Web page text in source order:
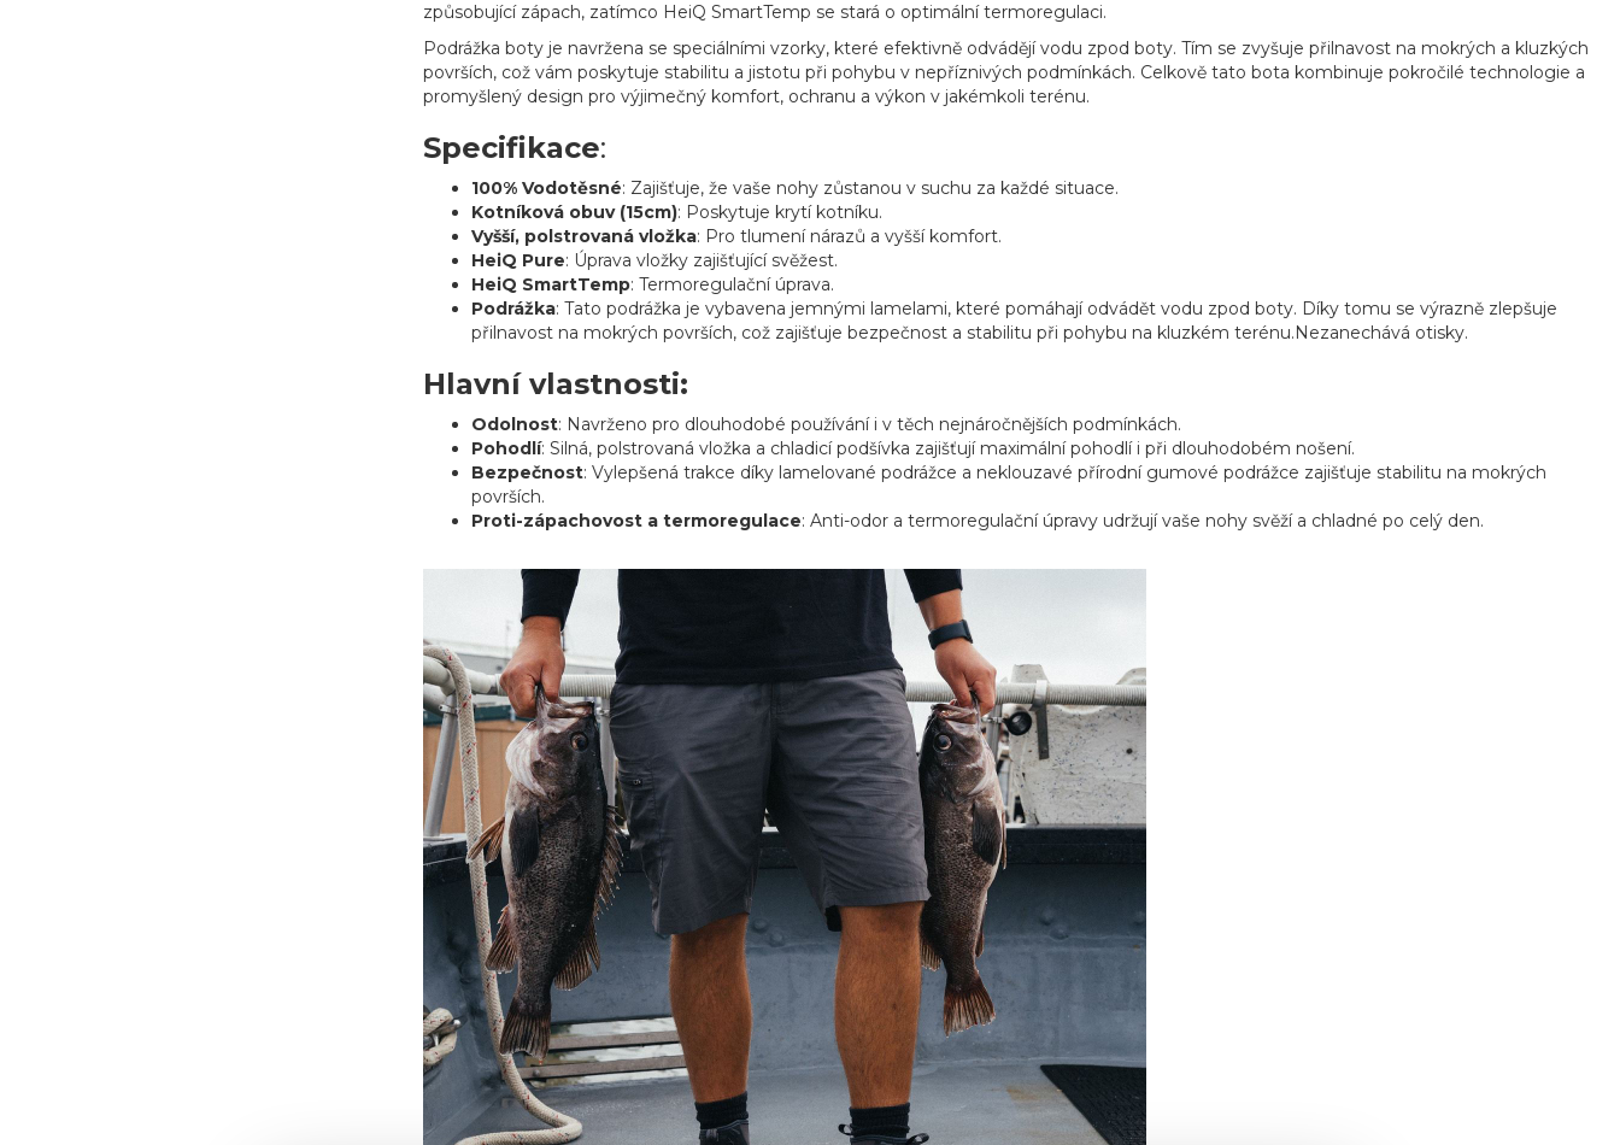
způsobující zápach, zatímco HeiQ SmartTemp se stará o optimální termoregulaci.
Podrážka boty je navržena se speciálními vzorky, které efektivně odvádějí vodu zpod boty. Tím se zvyšuje přilnavost na mokrých a kluzkých
površích, což vám poskytuje stabilitu a jistotu při pohybu v nepříznivých podmínkách. Celkově tato bota kombinuje pokročilé technologie a
promyšlený design pro výjimečný komfort, ochranu a výkon v jakémkoli terénu.
Specifikace:
100% Vodotěsné: Zajišťuje, že vaše nohy zůstanou v suchu za každé situace.
Kotníková obuv (15cm): Poskytuje krytí kotníku.
Vyšší, polstrovaná vložka: Pro tlumení nárazů a vyšší komfort.
HeiQ Pure: Úprava vložky zajišťující svěžest.
HeiQ SmartTemp: Termoregulační úprava.
Podrážka: Tato podrážka je vybavena jemnými lamelami, které pomáhají odvádět vodu zpod boty. Díky tomu se výrazně zlepšuje
přilnavost na mokrých površích, což zajišťuje bezpečnost a stabilitu při pohybu na kluzkém terénu.Nezanechává otisky.
Hlavní vlastnosti:
Odolnost: Navrženo pro dlouhodobé používání i v těch nejnáročnějších podmínkách.
Pohodlí: Silná, polstrovaná vložka a chladicí podšívka zajišťují maximální pohodlí i při dlouhodobém nošení.
Bezpečnost: Vylepšená trakce díky lamelované podrážce a neklouzavé přírodní gumové podrážce zajišťuje stabilitu na mokrých
površích.
Proti-zápachovost a termoregulace: Anti-odor a termoregulační úpravy udržují vaše nohy svěží a chladné po celý den.